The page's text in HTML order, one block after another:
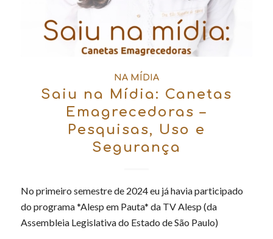
NA MÍDIA
Saiu na Mídia: Canetas
Emagrecedoras –
Pesquisas, Uso e
Segurança
No primeiro semestre de 2024 eu já havia participado
do programa *Alesp em Pauta* da TV Alesp (da
Assembleia Legislativa do Estado de São Paulo)